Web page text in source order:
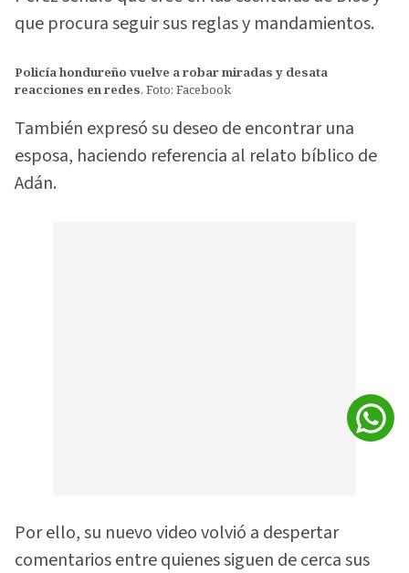
que procura seguir sus reglas y mandamientos.
Policía hondureño vuelve a robar miradas y desata
reacciones en redes. Foto: Facebook
También expresó su deseo de encontrar una
esposa, haciendo referencia al relato bíblico de
Adán.
Por ello, su nuevo video volvió a despertar
comentarios entre quienes siguen de cerca sus